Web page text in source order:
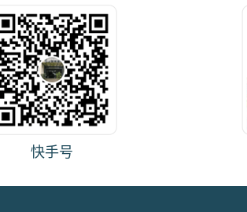
快手号